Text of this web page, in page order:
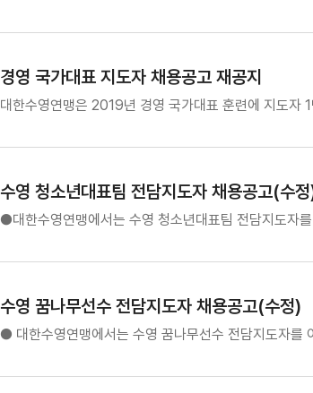
경영 국가대표 지도자 채용공고 재공지
대한수영연맹은 2019년 경영 국가대표 훈련에 지도자
수영 청소년대표팀 전담지도자 채용공고(수
●대한수영연맹에서는 수영 청소년대표팀 전담지도자
수영 꿈나무선수 전담지도자 채용공고(수정)
● 대한수영연맹에서는 수영 꿈나무선수 전담지도자를